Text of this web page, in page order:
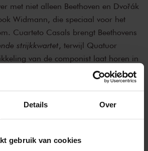
Details Over
gebruik van cookies
met niet alleen Beethoven en Dvořák
Widmann, die speciaal voor het
Cuarteto Casals brengt Beethovens
strijkkwartet, terwijl Quatuor
van de componist laat horen in
strijkkwartet. Wat fluisterden de
hoofd hem toe? Het Zehetmair
Quatuor Modigliani opent de